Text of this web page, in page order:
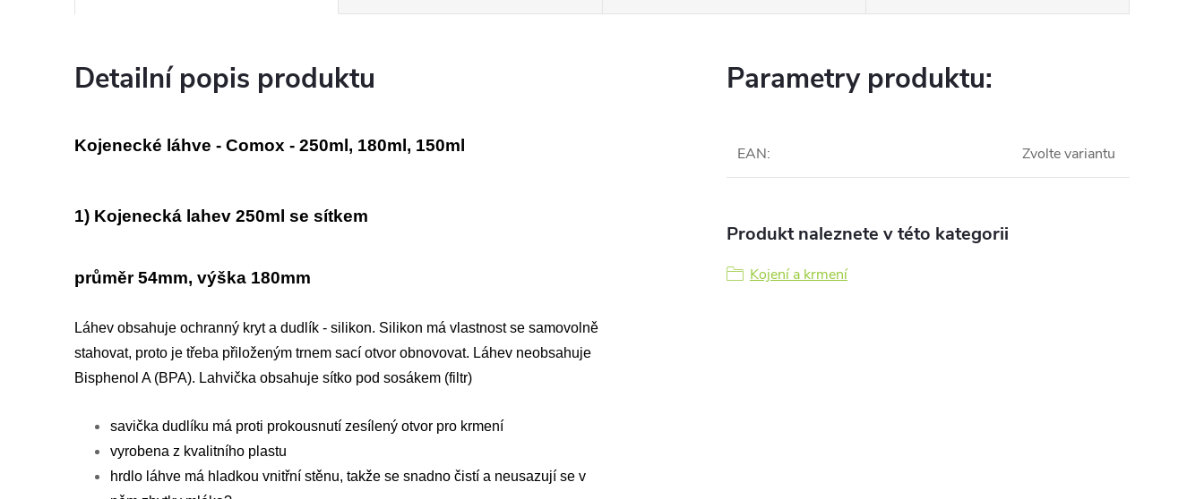
Detailní popis produktu
Kojenecké láhve - Comox - 250ml, 180ml, 150ml
1) Kojenecká lahev 250ml se sítkem
průměr 54mm, výška 180mm
Láhev obsahuje ochranný kryt a dudlík - silikon. Silikon má vlastnost se samovolně
stahovat, proto je třeba přiloženým trnem sací otvor obnovovat. Láhev neobsahuje
Bisphenol A (BPA). Lahvička obsahuje sítko pod sosákem (filtr)
savička dudlíku má proti prokousnutí zesílený otvor pro krmení
vyrobena z kvalitního plastu
hrdlo láhve má hladkou vnitřní stěnu, takže se snadno čistí a neusazují se v
Parametry produktu:
EAN: Zvolte variantu
Produkt naleznete v této kategorii
Kojení a krmení